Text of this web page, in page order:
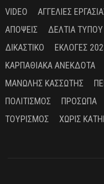
VIDEO
ΑΓΓΕΛΊΕΣ
ΑΠΌΨΕΙΣ
ΔΕΛΤΊΑ ΤΎΠΟΥ
ΔΙΚΑΣΤΙΚΌ
ΕΚΛΟΓΈΣ
ΚΑΡΠΑΘΙΑΚΆ ΑΝΈΚΔΟΤΑ
ΜΑΝΏΛΗΣ ΚΑΣΣΏΤΗΣ
ΠΟΛΙΤΙΣΜΌΣ
ΠΡΌΣΩΠΑ
ΤΟΥΡΙΣΜΌΣ
ΧΩΡΊΣ